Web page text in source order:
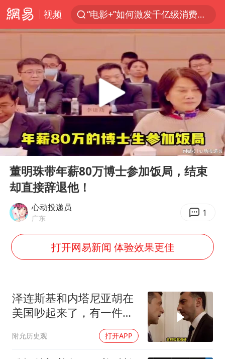
视频
“电影+”如何激发千亿级消费新活力？
全球首个长时储能一体化产业园量产
“秋天的第一杯奶茶”6岁了
上海：台风白海豚或将带来龙卷风
四川宜宾市高县4.9级地震致1人死亡
38岁演员求职万岁山NPC成功
国乒男单横滨冠军赛全军覆没
U17国足三连胜晋级明日之星半决赛
胜宏科技：股票交易异常波动
美股存储板块集体大跌
东航：国内客票提前14天免费退改
日本试射“战斧”导弹，国防部回应
胡彦斌韩磊 谁帮谁
夯实基础开新局
Play
00:00 01:35
董明珠带年薪80万博士参加饭局，结束
却直接辞退他！
心动投递员
广东 1
打开网易新闻 体验效果更佳
泽连斯基和内塔尼亚胡在
美国吵起来了，有一件事
附允历史观 打开APP